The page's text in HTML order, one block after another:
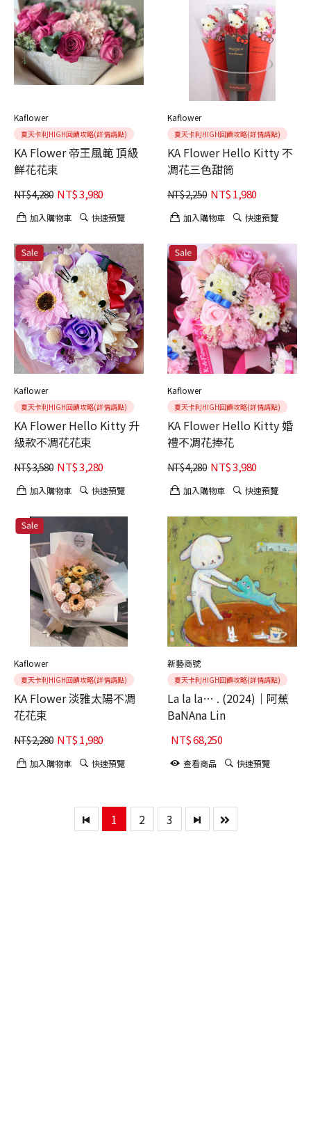
Kaflower
夏天卡利HIGH回饋攻略(詳情請點)
KA Flower 帝王風範 頂級
鮮花花束
NT$4,280 NT$3,980
加入購物車 快速預覽
Kaflower
夏天卡利HIGH回饋攻略(詳情請點)
KA Flower Hello Kitty 不
凋花三色甜筒
NT$2,250 NT$1,980
加入購物車 快速預覽
Kaflower
夏天卡利HIGH回饋攻略(詳情請點)
KA Flower Hello Kitty 升
級款不凋花花束
NT$3,580 NT$3,280
加入購物車 快速預覽
Kaflower
夏天卡利HIGH回饋攻略(詳情請點)
KA Flower Hello Kitty 婚
禮不凋花捧花
NT$4,280 NT$3,980
加入購物車 快速預覽
Kaflower
夏天卡利HIGH回饋攻略(詳情請點)
KA Flower 淡雅太陽不凋
花花束
NT$2,280 NT$1,980
加入購物車 快速預覽
新藝商號
夏天卡利HIGH回饋攻略(詳情請點)
La la la… . (2024)｜阿蕉
BaNAna Lin
NT$68,250
查看商品 快速預覽
1 2 3